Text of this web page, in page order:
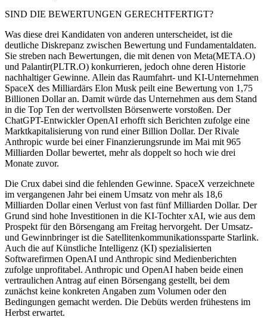
SIND DIE BEWERTUNGEN GERECHTFERTIGT?
Was diese drei Kandidaten von anderen unterscheidet, ist die
deutliche Diskrepanz zwischen Bewertung und Fundamentaldaten.
Sie streben nach Bewertungen, die mit denen von Meta(META.O)
und Palantir(PLTR.O) konkurrieren, jedoch ohne deren Historie
nachhaltiger Gewinne. Allein das Raumfahrt- und KI-Unternehmen
SpaceX des Milliardärs Elon Musk peilt eine Bewertung von 1,75
Billionen Dollar an. Damit würde das Unternehmen aus dem Stand
in die Top Ten der wertvollsten Börsenwerte vorstoßen. Der
ChatGPT-Entwickler OpenAI erhofft sich Berichten zufolge eine
Marktkapitalisierung von rund einer Billion Dollar. Der Rivale
Anthropic wurde bei einer Finanzierungsrunde im Mai mit 965
Milliarden Dollar bewertet, mehr als doppelt so hoch wie drei
Monate zuvor.
Die Crux dabei sind die fehlenden Gewinne. SpaceX verzeichnete
im vergangenen Jahr bei einem Umsatz von mehr als 18,6
Milliarden Dollar einen Verlust von fast fünf Milliarden Dollar. Der
Grund sind hohe Investitionen in die KI-Tochter xAI, wie aus dem
Prospekt für den Börsengang am Freitag hervorgeht. Der Umsatz-
und Gewinnbringer ist die Satellitenkommunikationssparte Starlink.
Auch die auf Künstliche Intelligenz (KI) spezialisierten
Softwarefirmen OpenAI und Anthropic sind Medienberichten
zufolge unprofitabel. Anthropic und OpenAI haben beide einen
vertraulichen Antrag auf einen Börsengang gestellt, bei dem
zunächst keine konkreten Angaben zum Volumen oder den
Bedingungen gemacht werden. Die Debüts werden frühestens im
Herbst erwartet.